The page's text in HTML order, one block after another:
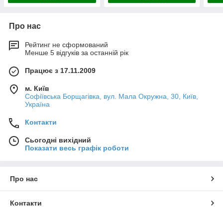
Про нас
Рейтинг не сформований
Менше 5 відгуків за останній рік
Працює з 17.11.2009
м. Київ
Софіївська Борщагівка, вул. Мала Окружна, 30, Київ,
Україна
Контакти
Сьогодні вихідний
Показати весь графік роботи
Про нас
Контакти